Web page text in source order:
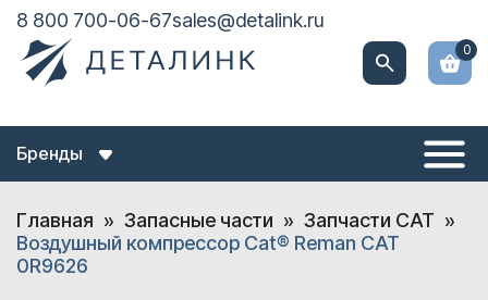
8 800 700-06-67sales@detalink.ru
0
Бренды
Главная Запасные части
Запчасти CAT
Воздушный компрессор Cat® Reman CAT
0R9626